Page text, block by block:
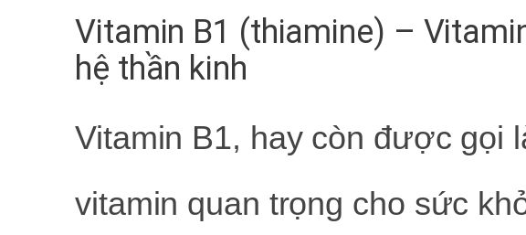
Vitamin B1 (thiamine) –
hệ thần kinh
Vitamin B1, hay còn được gọi
vitamin quan trọng cho sức